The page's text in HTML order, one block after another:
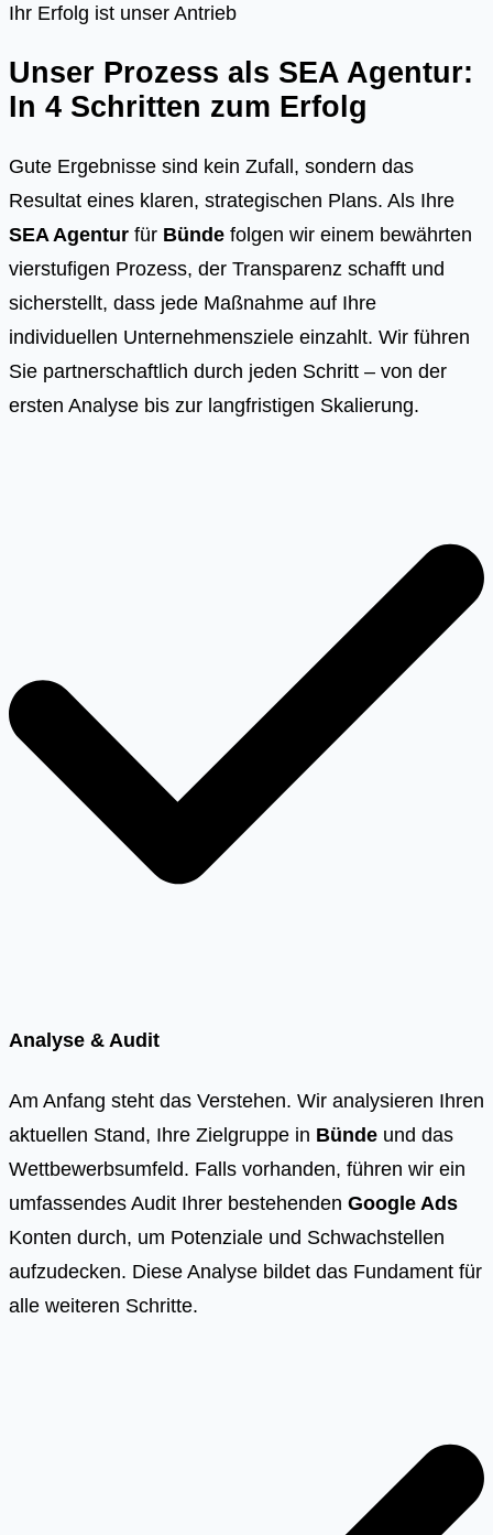
Ihr Erfolg ist unser Antrieb
Unser Prozess als SEA Agentur:
In 4 Schritten zum Erfolg
Gute Ergebnisse sind kein Zufall, sondern das
Resultat eines klaren, strategischen Plans. Als Ihre
SEA Agentur für Bünde folgen wir einem bewährten
vierstufigen Prozess, der Transparenz schafft und
sicherstellt, dass jede Maßnahme auf Ihre
individuellen Unternehmensziele einzahlt. Wir führen
Sie partnerschaftlich durch jeden Schritt – von der
ersten Analyse bis zur langfristigen Skalierung.
Analyse & Audit
Am Anfang steht das Verstehen. Wir analysieren Ihren
aktuellen Stand, Ihre Zielgruppe in Bünde und das
Wettbewerbsumfeld. Falls vorhanden, führen wir ein
umfassendes Audit Ihrer bestehenden Google Ads
Konten durch, um Potenziale und Schwachstellen
aufzudecken. Diese Analyse bildet das Fundament für
alle weiteren Schritte.